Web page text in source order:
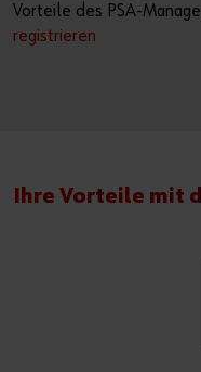
Vorteile des PSA-
registrieren
Ihre Vorteile mit